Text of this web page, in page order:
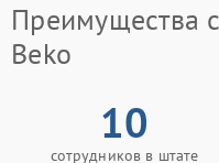
Преимущества
Beko
10
сотрудников в штате